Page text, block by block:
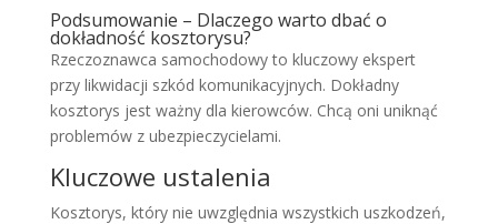
Podsumowanie – Dlaczego warto dbać o
dokładność kosztorysu?
Rzeczoznawca samochodowy to kluczowy ekspert
przy likwidacji szkód komunikacyjnych. Dokładny
kosztorys jest ważny dla kierowców. Chcą oni uniknąć
problemów z ubezpieczycielami.
Kluczowe ustalenia
Kosztorys, który nie uwzględnia wszystkich uszkodzeń,